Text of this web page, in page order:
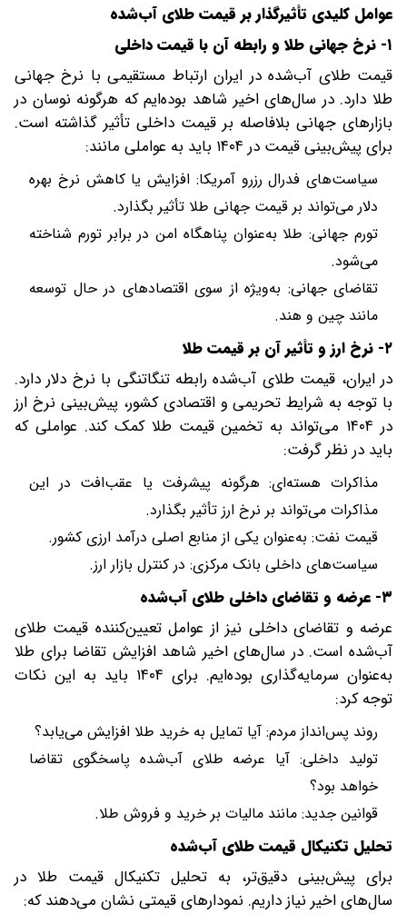
عوامل کلیدی تأثیرگذار بر قیمت طلای آب‌شده
۱- نرخ جهانی طلا و رابطه آن با قیمت داخلی
قیمت طلای آب‌شده در ایران ارتباط مستقیمی با نرخ جهانی
طلا دارد. در سال‌های اخیر شاهد بوده‌ایم که هرگونه نوسان در
بازارهای جهانی بلافاصله بر قیمت داخلی تأثیر گذاشته است.
برای پیش‌بینی قیمت در ۱۴۰۴ باید به عواملی مانند:
سیاست‌های فدرال رزرو آمریکا: افزایش یا کاهش نرخ بهره
دلار می‌تواند بر قیمت جهانی طلا تأثیر بگذارد.
تورم جهانی: طلا به‌عنوان پناهگاه امن در برابر تورم شناخته
می‌شود.
تقاضای جهانی: به‌ویژه از سوی اقتصادهای در حال توسعه
مانند چین و هند.
۲- نرخ ارز و تأثیر آن بر قیمت طلا
در ایران، قیمت طلای آب‌شده رابطه تنگاتنگی با نرخ دلار دارد.
با توجه به شرایط تحریمی و اقتصادی کشور، پیش‌بینی نرخ ارز
در ۱۴۰۴ می‌تواند به تخمین قیمت طلا کمک کند. عواملی که
باید در نظر گرفت:
مذاکرات هسته‌ای: هرگونه پیشرفت یا عقب‌افت در این
مذاکرات می‌تواند بر نرخ ارز تأثیر بگذارد.
قیمت نفت: به‌عنوان یکی از منابع اصلی درآمد ارزی کشور.
سیاست‌های داخلی بانک مرکزی: در کنترل بازار ارز.
۳- عرضه و تقاضای داخلی طلای آب‌شده
عرضه و تقاضای داخلی نیز از عوامل تعیین‌کننده قیمت طلای
آب‌شده است. در سال‌های اخیر شاهد افزایش تقاضا برای طلا
به‌عنوان سرمایه‌گذاری بوده‌ایم. برای ۱۴۰۴ باید به این نکات
توجه کرد:
روند پس‌انداز مردم: آیا تمایل به خرید طلا افزایش می‌یابد؟
تولید داخلی: آیا عرضه طلای آب‌شده پاسخگوی تقاضا
خواهد بود؟
قوانین جدید: مانند مالیات بر خرید و فروش طلا.
تحلیل تکنیکال قیمت طلای آب‌شده
برای پیش‌بینی دقیق‌تر، به تحلیل تکنیکال قیمت طلا در
سال‌های اخیر نیاز داریم. نمودارهای قیمتی نشان می‌دهند که: